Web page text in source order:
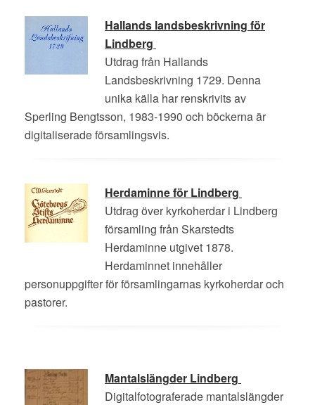
Hallands landsbeskrivning för
Lindberg
Utdrag från Hallands
Landsbeskrivning 1729. Denna
unika källa har renskrivits av
Sperling Bengtsson, 1983-1990 och böckerna är
digitaliserade församlingsvis.
Herdaminne för Lindberg
Utdrag över kyrkoherdar i Lindberg
församling från Skarstedts
Herdaminne utgivet 1878.
Herdaminnet innehåller
personuppgifter för församlingarnas kyrkoherdar och
pastorer.
Mantalslängder Lindberg
Digitalfotograferade mantalslängder